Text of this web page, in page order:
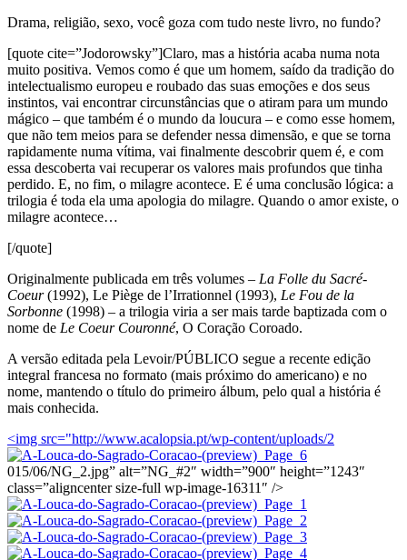
Drama, religião, sexo, você goza com tudo neste livro, no fundo?
[quote cite=”Jodorowsky”]Claro, mas a história acaba numa nota
muito positiva. Vemos como é que um homem, saído da tradição do
intelectualismo europeu e roubado das suas emoções e dos seus
instintos, vai encontrar circunstâncias que o atiram para um mundo
mágico – que também é o mundo da loucura – e como esse homem,
que não tem meios para se defender nessa dimensão, e que se torna
rapidamente numa vítima, vai finalmente descobrir quem é, e com
essa descoberta vai recuperar os valores mais profundos que tinha
perdido. E, no fim, o milagre acontece. E é uma conclusão lógica: a
trilogia é toda ela uma apologia do milagre. Quando o amor existe, o
milagre acontece…
[/quote]
Originalmente publicada em três volumes – La Folle du Sacré-
Coeur(1992), Le Piège de l’Irrationnel (1993), Le Fou de la
Sorbonne (1998) – a trilogia viria a ser mais tarde baptizada com o
nome de Le Coeur Couronné, O Coração Coroado.
A versão editada pela Levoir/PÚBLICO segue a recente edição
integral francesa no formato (mais próximo do americano) e no
nome, mantendo o título do primeiro álbum, pelo qual a história é
mais conhecida.
<img src="http://www.acalopsia.pt/wp-content/uploads/2
015/06/NG_2.jpg” alt=”NG_#2″ width=”900″ height=”1243″
class=”aligncenter size-full wp-image-16311″ />